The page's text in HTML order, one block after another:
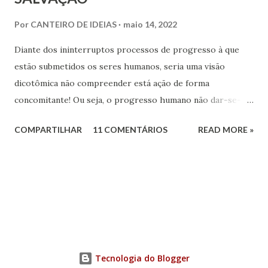
Por CANTEIRO DE IDEIAS maio 14, 2022
Diante dos ininterruptos processos de progresso à que
estão submetidos os seres humanos, seria uma visão
dicotômica não compreender está ação de forma
concomitante! Ou seja, o progresso humano não dar-se-á
social na formação do sujeito espiritual que atua na Terra.
COMPARTILHAR 11 COMENTÁRIOS READ MORE »
Tecnologia do Blogger